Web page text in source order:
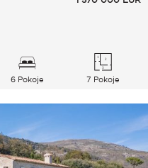
6 Pokoje 7 Pokoje